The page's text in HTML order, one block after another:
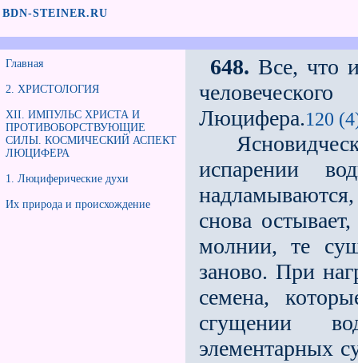
BDN-STEINER.RU
Главная
2. ХРИСТОЛОГИЯ
XII. ИМПУЛЬС ХРИСТА И
ПРОТИВОБОРСТВУЮЩИЕ
СИЛЫ. КОСМИЧЕСКИЙ АСПЕКТ
ЛЮЦИФЕРА
1. Люциферические духи
Их природа и происхождение
648. Все, что
Люцифера.120
испарении
снова
молнии, те
заново. При
семена,
сгущении
элементарных